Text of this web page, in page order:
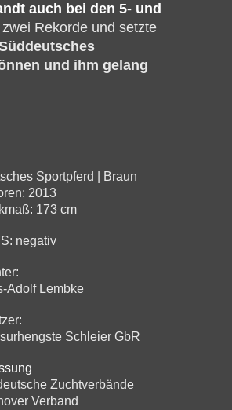
auch bei den 5- und
Rekorde und setzte
und ihm gelang
Sportpferd | Braun
2013
173 cm
negativ
Adolf Lembke
Schleier GbR
Zuchtverbände
Verband